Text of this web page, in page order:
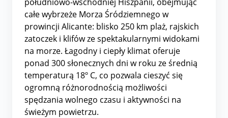
całe wybrzeże Morza Śródziemnego w
prowincji Alicante: blisko 250 km plaż, rajskich
zatoczek i klifów ze spektakularnymi widokami
na morze. Łagodny i ciepły klimat oferuje
ponad 300 słonecznych dni w roku ze średnią
temperaturą 18º C, co pozwala cieszyć się
ogromną różnorodnością możliwości
spędzania wolnego czasu i aktywności na
świeżym powietrzu.